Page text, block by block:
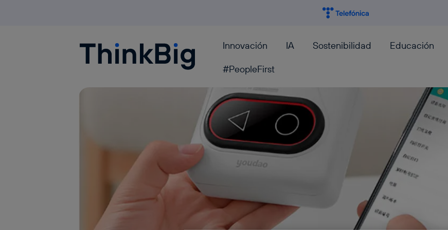
Blogthinkbig.com Innovación IA Sostenibilidad Educación
#PeopleFirst